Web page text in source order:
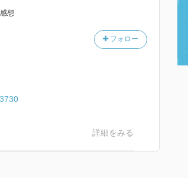
想
フォロー
詳細をみる